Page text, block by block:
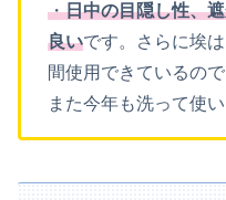
・日中の目隠し性、
良いです。 さらに埃
間使用できているので
また今年も洗って使